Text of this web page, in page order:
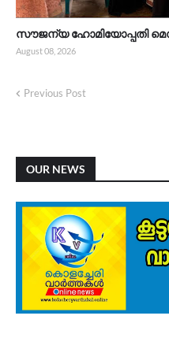
സൗജന്യ ഹോമിയോപ്പതി
August 08, 2026
Previous Post
OUR NEWS